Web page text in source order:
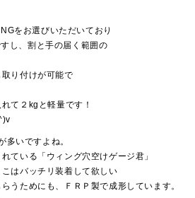
をお選びいただいており
し、割と手の届く範囲の
り付けが可能で
て２kgと軽量です！
多いですよね。
ている「ウィング穴空けゲージ君」
はバッチリ装着して欲しい
うためにも、ＦＲＰ製で成形しています。